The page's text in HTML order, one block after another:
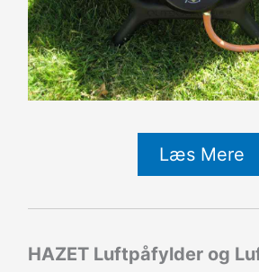
Læs Mere
HAZET Luftpåfylder og